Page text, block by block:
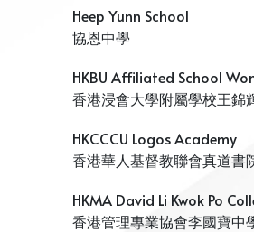
Heep Yunn School
協恩中學
HKBU Affiliated School
香港浸會大學附屬學校王錦
HKCCCU Logos Academy
香港華人基督教聯會真道書
HKMA David Li Kwok Po
香港管理專業協會李國寶中